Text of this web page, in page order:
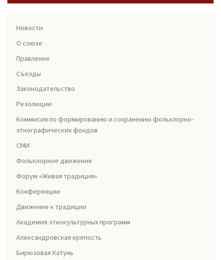
Новости
О союзе
Правление
Съезды
Законодательство
Резолюции
Коммисия по формированию и сохранению фольклорно-
этнографических фондов
СМИ
Фольклорное движение
Форум «Живая традиция»
Конференции
Движение к традиции
Академия этнокультурных программ
Александровская крепость
Бирюзовая Катунь